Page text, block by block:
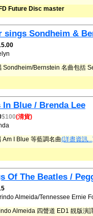
Future Disc master
sings Sondheim &
Sondheim/Bernstein 名曲包括
Blue / Brenda Lee
$100(清貨)
Am I Blue 等藍調名曲(詳盡資訊
Of The Beatles /
Almeida/Tennessee Ernie
Almeida 四聲道 ED1 靚版演